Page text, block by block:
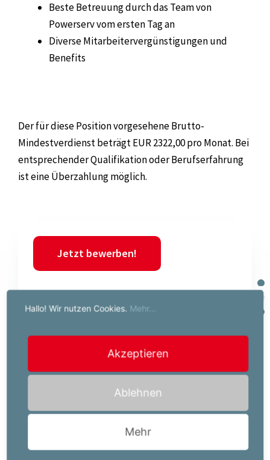
Beste Betreuung durch das Team von
Powerserv vom ersten Tag an
Diverse Mitarbeitervergünstigungen und
Benefits
Der für diese Position vorgesehene Brutto-
Mindestverdienst beträgt EUR 2322,00 pro Monat. Bei
entsprechender Qualifikation oder Berufserfahrung
ist eine Überzahlung möglich.
Jetzt bewerben!
Powerserv Austria GmbH
e.seiss@powerserv.at
Hallo! Wir nutzen Cookies. Mehr...
Akzeptieren
Ablehnen
Mehr